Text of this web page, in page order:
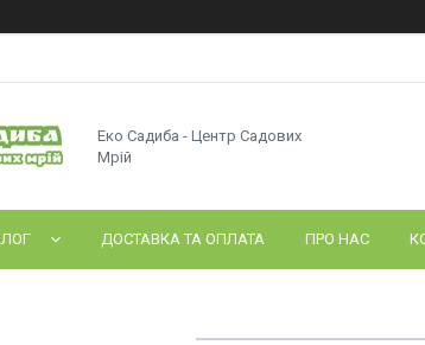
Еко Садиба - Центр Садових
Мрій
ДОСТАВКА ТА ОПЛАТА ПРО НАС